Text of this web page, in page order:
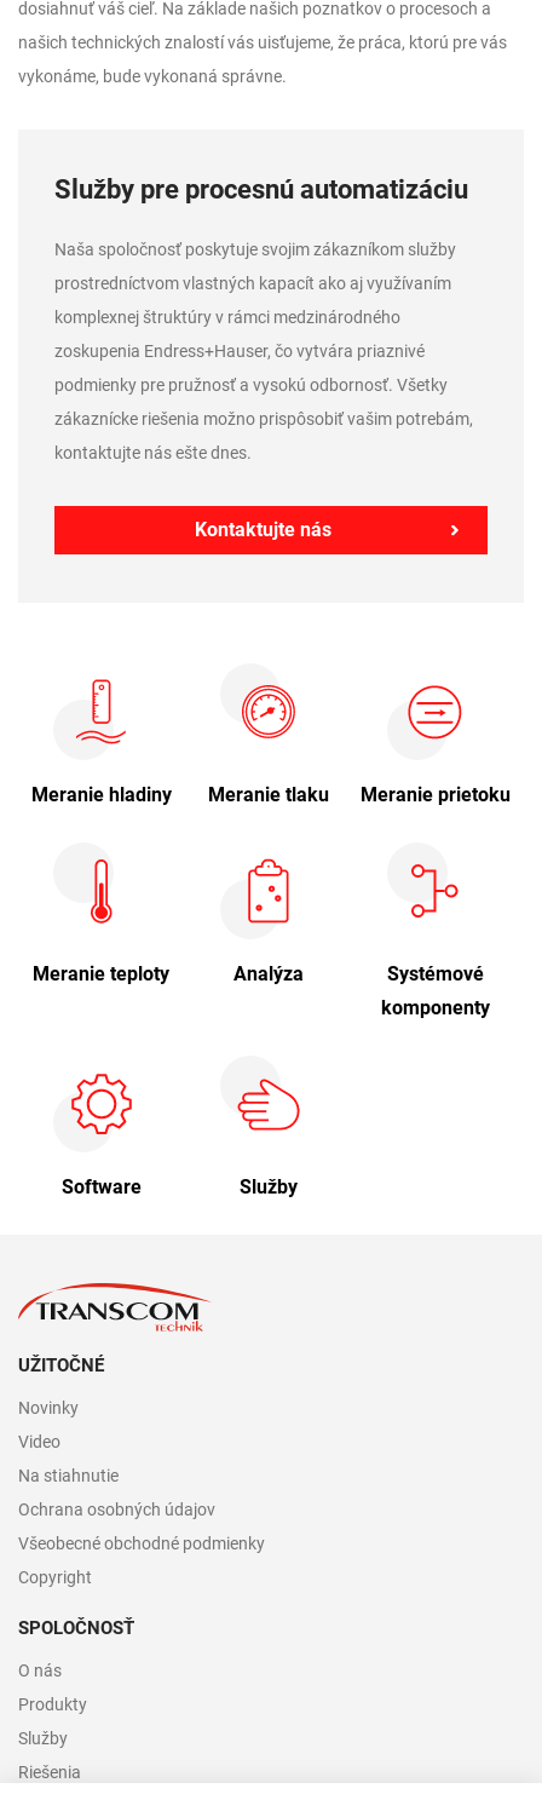
dosiahnuť váš cieľ. Na základe našich poznatkov o procesoch a
našich technických znalostí vás uisťujeme, že práca, ktorú pre vás
vykonáme, bude vykonaná správne.
Služby pre procesnú automatizáciu
Naša spoločnosť poskytuje svojim zákazníkom služby
prostredníctvom vlastných kapacít ako aj využívaním
komplexnej štruktúry v rámci medzinárodného
zoskupenia Endress+Hauser, čo vytvára priaznivé
podmienky pre pružnosť a vysokú odbornosť. Všetky
zákaznícke riešenia možno prispôsobiť vašim potrebám,
kontaktujte nás ešte dnes.
Kontaktujte nás
Meranie hladiny Meranie tlaku Meranie prietoku
Meranie teploty Analýza
Systémové
komponenty
Software Služby
UŽITOČNÉ
Novinky
Video
Na stiahnutie
Ochrana osobných údajov
Všeobecné obchodné podmienky
Copyright
SPOLOČNOSŤ
O nás
Produkty
Služby
Riešenia